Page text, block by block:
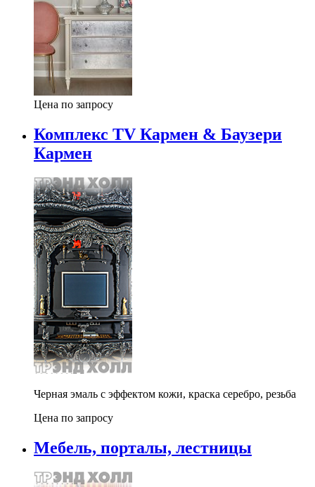
Цена по запросу
Комплекс TV Кармен & Баузери
Кармен
Черная эмаль с эффектом кожи, краска серебро, резьба
Цена по запросу
Мебель, порталы, лестницы